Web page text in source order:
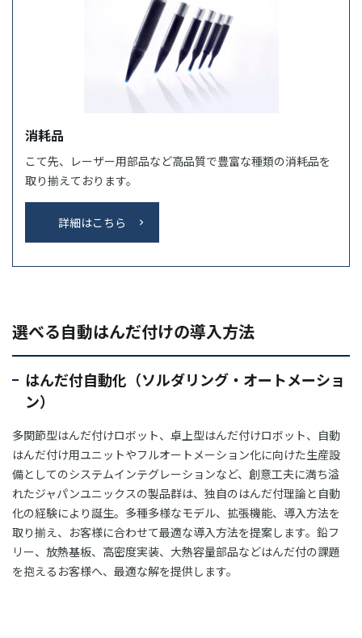
消耗品
こて先、レーザー用部品など高品質で豊富な種類の消耗品を
取り揃えております。
詳細はこちら
選べる自動はんだ付けの導入方法
はんだ付自動化（ソルダリング・オートメーショ
ン）
多関節型はんだ付けロボット、卓上型はんだ付けロボット、自動
はんだ付け用ユニットやフルオートメーション化に向けた生産設
備としてのシステムインテグレーションなど、創意工夫に満ち溢
れたジャパンユニックスの製品群は、独自のはんだ付理論と自動
化の経験により誕生。多種多様なモデル、拡張機能、導入方法を
取り揃え、お客様に合わせて最適な導入方法を提案します。鉛フ
リー、放熱基板、高密度実装、大熱容量部品などはんだ付の課題
を抱えるお客様へ、最適な解を提供します。